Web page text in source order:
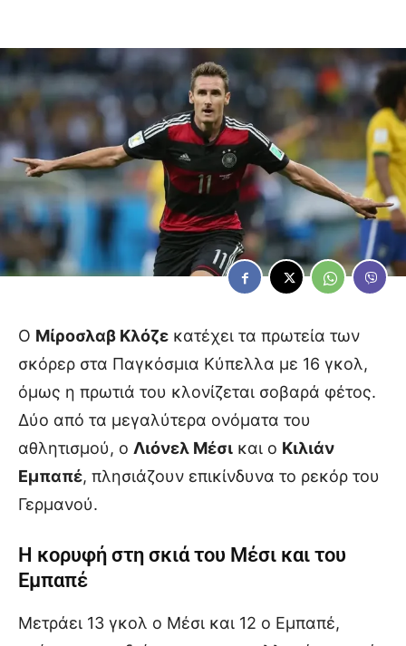
Ο Μίροσλαβ Κλόζε κατέχει τα πρωτεία των
σκόρερ στα Παγκόσμια Κύπελλα με 16 γκολ,
όμως η πρωτιά του κλονίζεται σοβαρά φέτος.
Δύο από τα μεγαλύτερα ονόματα του
αθλητισμού, ο Λιόνελ Μέσι και ο Κιλιάν
Εμπαπέ, πλησιάζουν επικίνδυνα το ρεκόρ του
Γερμανού.
Η κορυφή στη σκιά του Μέσι και του
Εμπαπέ
Μετράει 13 γκολ ο Μέσι και 12 ο Εμπαπέ,